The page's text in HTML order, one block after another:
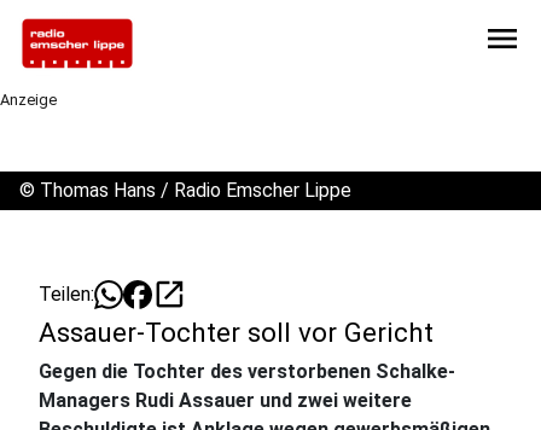
menu
Anzeige
© Thomas Hans / Radio Emscher Lippe
Teilen: open_in_new
Assauer-Tochter soll vor Gericht
Gegen die Tochter des verstorbenen Schalke-
Managers Rudi Assauer und zwei weitere